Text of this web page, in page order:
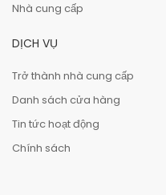
Nhà cung cấp
DỊCH VỤ
Trở thành nhà cung cấp
Danh sách cửa hàng
Tin tức hoạt động
Chính sách